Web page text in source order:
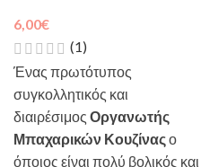
6,00€
(1)
Ένας πρωτότυπος
συγκολλητικός και
διαιρέσιμος Οργανωτής
Μπαχαρικών Κουζίναςο
όποιος είναι πολύ βολικός και